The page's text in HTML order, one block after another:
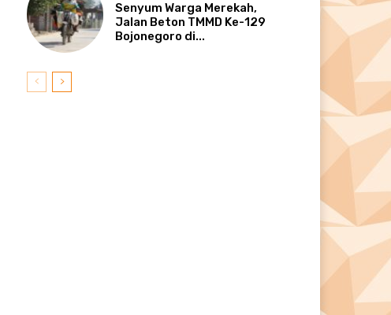
Senyum Warga Merekah,
Jalan Beton TMMD Ke-129
Bojonegoro di...